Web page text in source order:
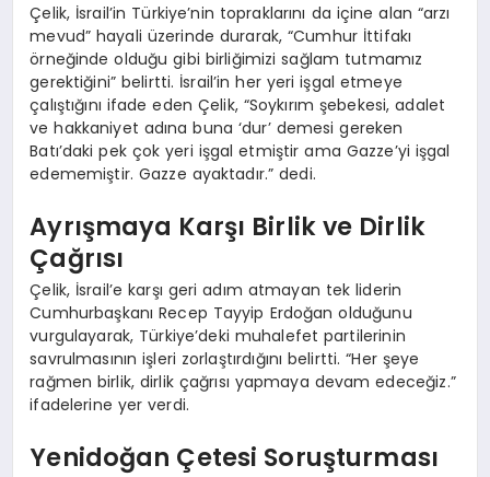
Çelik, İsrail’in Türkiye’nin topraklarını da içine alan “arzı
mevud” hayali üzerinde durarak, “Cumhur İttifakı
örneğinde olduğu gibi birliğimizi sağlam tutmamız
gerektiğini” belirtti. İsrail’in her yeri işgal etmeye
çalıştığını ifade eden Çelik, “Soykırım şebekesi, adalet
ve hakkaniyet adına buna ‘dur’ demesi gereken
Batı’daki pek çok yeri işgal etmiştir ama Gazze’yi işgal
edememiştir. Gazze ayaktadır.” dedi.
Ayrışmaya Karşı Birlik ve Dirlik
Çağrısı
Çelik, İsrail’e karşı geri adım atmayan tek liderin
Cumhurbaşkanı Recep Tayyip Erdoğan olduğunu
vurgulayarak, Türkiye’deki muhalefet partilerinin
savrulmasının işleri zorlaştırdığını belirtti. “Her şeye
rağmen birlik, dirlik çağrısı yapmaya devam edeceğiz.”
ifadelerine yer verdi.
Yenidoğan Çetesi Soruşturması